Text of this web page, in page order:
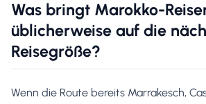
Was bringt Marokko-
üblicherweise auf die
Reisegröße?
Wenn die Route bereits Marrakesch,